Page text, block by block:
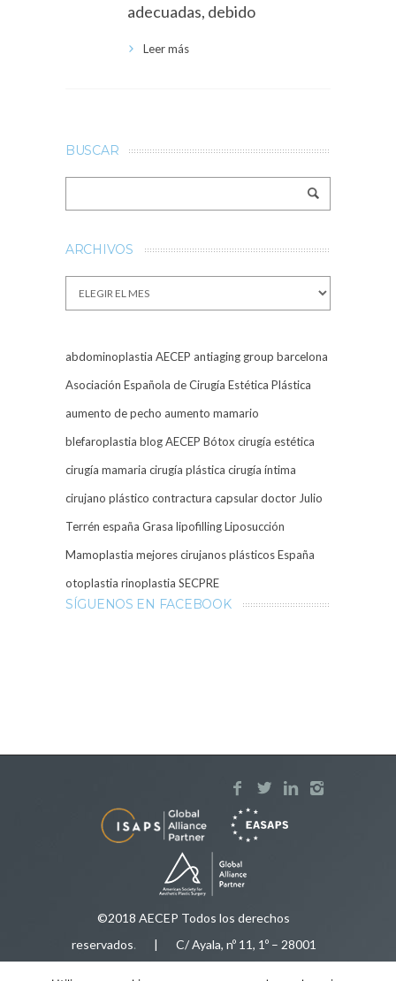
adecuadas, debido
Leer más
BUSCAR
ARCHIVOS
Archivos
abdominoplastia AECEP antiaging group barcelona
Asociación Española de Cirugía Estética Plástica
aumento de pecho aumento mamario
blefaroplastia blog AECEP Bótox cirugía estética
cirugía mamaria cirugía plástica cirugía íntima
cirujano plástico contractura capsulardoctor Julio
Terrén españa Grasa lipofillingLiposucción
Mamoplastia mejores cirujanos plásticos España
otoplastia rinoplastia SECPRE
SÍGUENOS EN FACEBOOK
©2018 AECEP Todos los derechos
reservados. | C/ Ayala, nº 11, 1º – 28001